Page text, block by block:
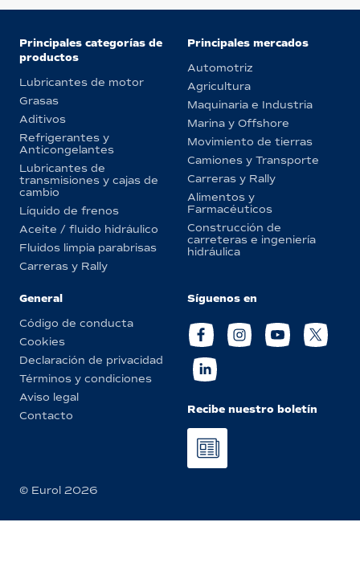
Principales categorías de
productos
Lubricantes de motor
Grasas
Aditivos
Refrigerantes y
Anticongelantes
Lubricantes de
transmisiones y cajas de
cambio
Líquido de frenos
Aceite / fluido hidráulico
Fluidos limpia parabrisas
Carreras y Rally
Principales mercados
Automotriz
Agricultura
Maquinaria e Industria
Marina y Offshore
Movimiento de tierras
Camiones y Transporte
Carreras y Rally
Alimentos y
Farmacéuticos
Construcción de
carreteras e ingeniería
hidráulica
General
Código de conducta
Cookies
Declaración de privacidad
Términos y condiciones
Aviso legal
Contacto
Síguenos en
Recibe nuestro boletín
© Eurol 2026